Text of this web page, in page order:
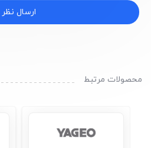
ارسال نظر
محصولات مرتبط